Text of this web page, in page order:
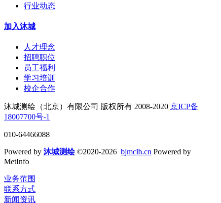
行业动态
加入沐城
人才理念
招聘职位
员工福利
学习培训
校企合作
沐城测绘（北京）有限公司 版权所有 2008-2020 京ICP备
18007700号-1
010-64466088
Powered by 沐城测绘 ©2020-2026 bjmclh.cn Powered by
MetInfo
业务范围
联系方式
新闻资讯